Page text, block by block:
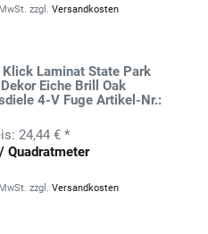
zzgl.Versandkosten
Klick Laminat State Park
Eiche Brill Oak
4-V Fuge Artikel-Nr.:
24,44 € *
Quadratmeter
zzgl.Versandkosten